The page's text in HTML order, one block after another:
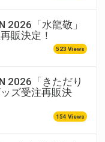
2026「水龍敬」
販決定！
523 Views
2026「きただり
ズ受注再販決
154 Views